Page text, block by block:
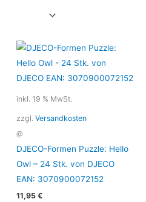
inkl. 19 % MwSt.
zzgl. Versandkosten
@
DJECO-Formen Puzzle: Hello
Owl – 24 Stk. von DJECO
EAN: 3070900072152
11,95 €